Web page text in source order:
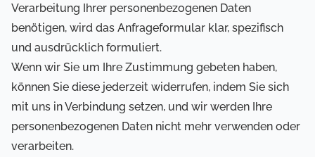
Verarbeitung Ihrer personenbezogenen Daten
benötigen, wird das Anfrageformular klar, spezifisch
und ausdrücklich formuliert.
Wenn wir Sie um Ihre Zustimmung gebeten haben,
können Sie diese jederzeit widerrufen, indem Sie sich
mit uns in Verbindung setzen, und wir werden Ihre
personenbezogenen Daten nicht mehr verwenden oder
verarbeiten.